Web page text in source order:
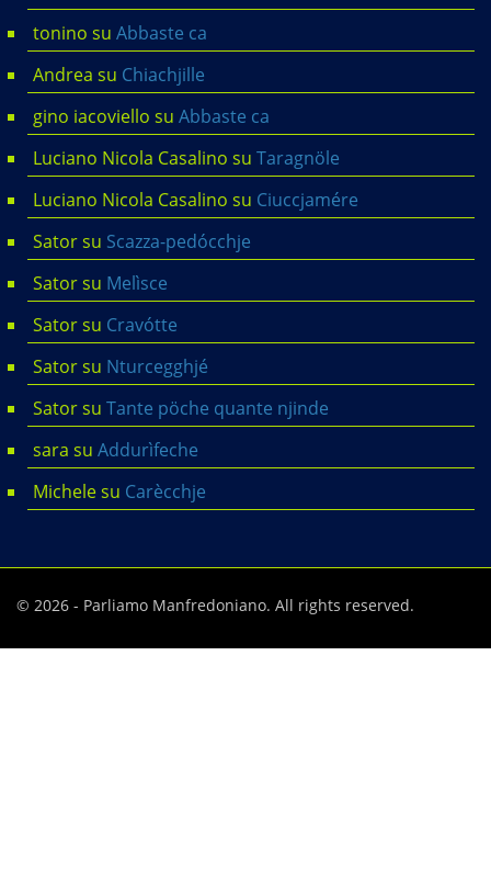
tonino su Abbaste ca
Andrea su Chiachjille
gino iacoviello su Abbaste ca
Luciano Nicola Casalino su Taragnöle
Luciano Nicola Casalino su Ciuccjamére
Satorsu Scazza-pedócchje
Satorsu Melìsce
Satorsu Cravótte
Satorsu Nturcegghjé
Satorsu Tante pöche quante njinde
sara su Addurìfeche
Michelesu Carècchje
© 2026 - Parliamo Manfredoniano. All rights reserved.